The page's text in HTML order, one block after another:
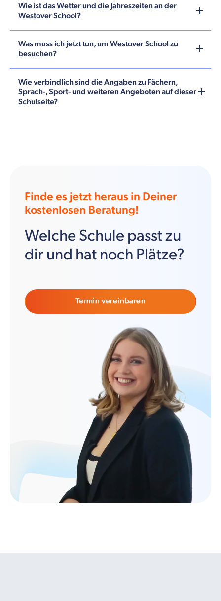
Wie ist das Wetter und die Jahreszeiten an der
Westover School?
Was muss ich jetzt tun, um Westover School zu
besuchen?
Wie verbindlich sind die Angaben zu Fächern,
Sprach-, Sport- und weiteren Angeboten auf dieser
Schulseite?
Finde es jetzt heraus in Deiner
kostenlosen Beratung!
Welche Schule passt zu
dir und hat noch Plätze?
Termin vereinbaren